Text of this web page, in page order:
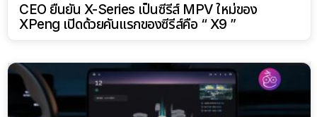
CEO ยืนยัน X-Series เป็นซีรีส์ MPV ใหม่ของ
XPeng เปิดด้วยคันแรกของซีรีส์คือ “ X9 ”